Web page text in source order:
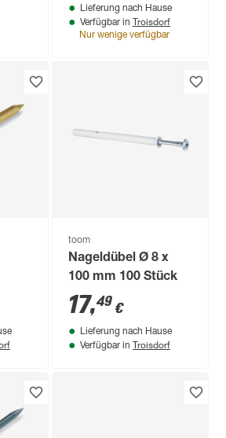
Lieferung nach Hause
Verfügbar in Troisdorf
Nur wenige verfügbar
toom
Nageldübel Ø 8 x
100 mm 100 Stück
17,49 €
Lieferung nach Hause
Verfügbar in Troisdorf